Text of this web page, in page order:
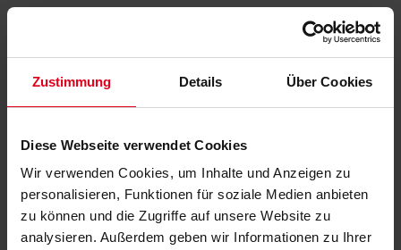
Zustimmung Details Über Cookies
Diese Webseite verwendet Cookies
Wir verwenden Cookies, um Inhalte und Anzeigen zu
personalisieren, Funktionen für soziale Medien anbieten
zu können und die Zugriffe auf unsere Website zu
analysieren. Außerdem geben wir Informationen zu Ihrer